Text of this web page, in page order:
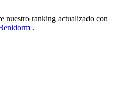
nuestro ranking actualizado con
.